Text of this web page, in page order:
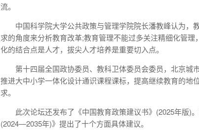
流。
中国科学院大学公共政策与管理学院院长潘教峰认为
求的角度来分析教育改革;教育管理不能过多关注精细化管
化的结合点是人才，拔尖人才培养是重要切入点。
第十四届全国政协委员、教科卫体委员会委员，北京城
推进大中小学一体化设计通识课程课标，提高继续教育的
求。
此次论坛还发布了《中国教育政策建议书》(2025年版)
(2024—2035年)》提出了十个方面具体建议。